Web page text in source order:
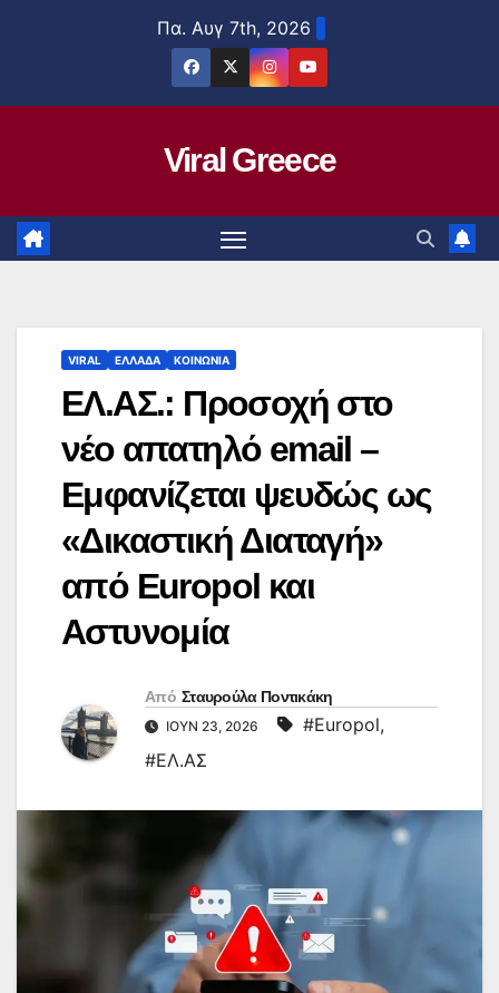
Πα. Αυγ 7th, 2026
Viral Greece
VIRAL ΕΛΛΑΔΑ ΚΟΙΝΩΝΙΑ
ΕΛ.ΑΣ.: Προσοχή στο
νέο απατηλό email –
Εμφανίζεται ψευδώς ως
«Δικαστική Διαταγή»
από Europol και
Αστυνομία
Από Σταυρούλα Ποντικάκη
ΙΟΎΝ 23, 2026 #Europol,
#ΕΛ.ΑΣ